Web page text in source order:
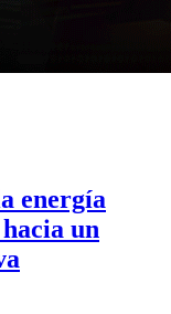
energía
un